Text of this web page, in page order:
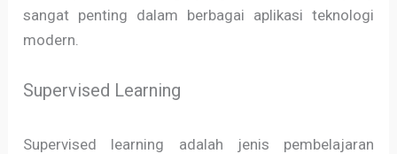
sangat penting dalam berbagai aplikasi teknologi
modern.
Supervised Learning
Supervised learning adalah jenis pembelajaran